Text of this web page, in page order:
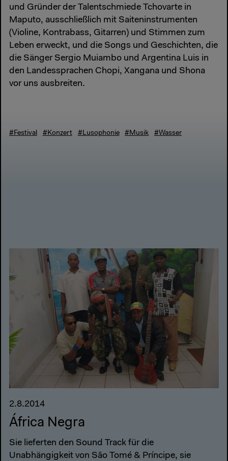
und Gründer der Talentschmiede Tchovarte in
Maputo, ausschließlich mit Saiteninstrumenten
(Violine, Kontrabass, Gitarren) und Stimmen zum
Leben erweckt, und die Songs und Geschichten, die
die Sänger Sergio Muiambo und Argentina Luis in
den Landessprachen Chopi, Xangana und Shona
vor uns ausbreiten.
#Festival #Konzert #Lusophonie #Musik #Wasser
2.8.2014
África Negra
Sie lieferten den Sound Track für die
Unabhängigkeit von São Tomé & Príncipe, sie